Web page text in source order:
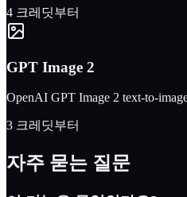
4 크레딧부터
GPT Image 2
OpenAI GPT Image 2 text-to-
3 크레딧부터
자주 묻는 질문